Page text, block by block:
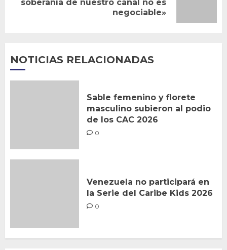
soberanía de nuestro canal no es
negociable»
NOTICIAS RELACIONADAS
Sable femenino y florete
masculino subieron al podio
de los CAC 2026
0
Venezuela no participará en
la Serie del Caribe Kids 2026
0